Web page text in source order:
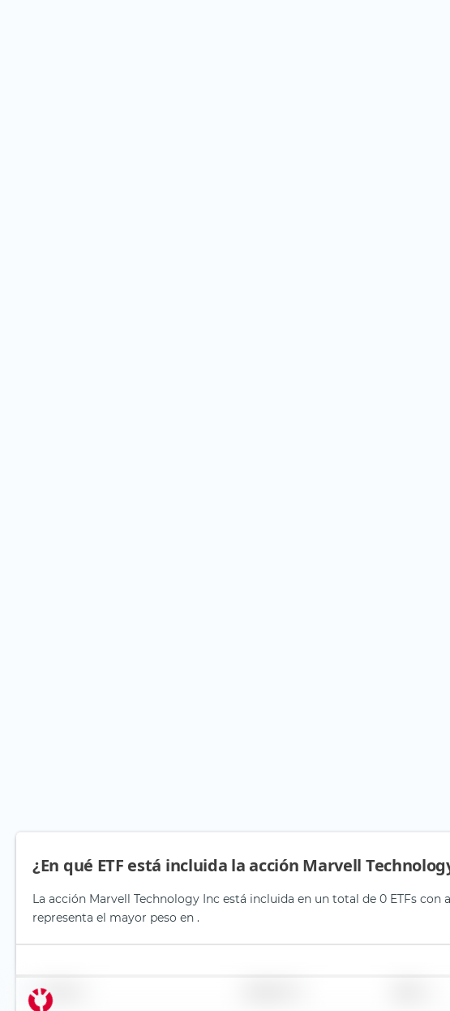
¿En qué ETF está incluida la acción Marvell
La acción Marvell Technology Inc está incluida en un total de 0 ETFs con
representa el mayor peso en .
Nombre